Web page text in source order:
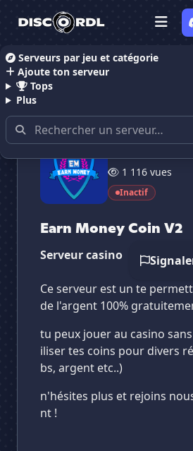
Serveurs par jeu et catégorie
Ajoute ton serveur
Tops
Plus
Accueil Serveurs Discord
1 116 vues
Inactif
Earn Money Coin V2
Serveur casino
Ce serveur est un te
de l'argent 100%
tu peux jouer au casino
iliser tes coins pour divers
bs, argent etc..)
n'hésites plus et rejoins
nt !
Vote pourEarn Money
Earn Money
Es-tu sûr de vouloir supprimer
serveur ?
Supprimer
Earn Money